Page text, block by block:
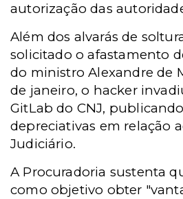
autorização das
Além dos alvarás de
solicitado o afastamento
do ministro Alexandre de
de janeiro, o hacker
GitLab do CNJ,
depreciativas em relação
Judiciário.
A Procuradoria sustenta
como objetivo obter